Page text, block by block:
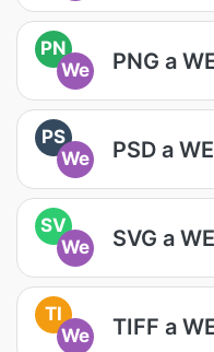
PN
We
PNG a
PS
We
PSD a
SV
We
SVG a
TI
We
TIFF a